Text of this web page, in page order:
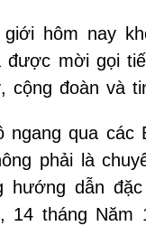
hôm nay
mời gọi
cộng đoàn và
ngang qua
phải là
hướng dẫn
, 14 tháng Năm